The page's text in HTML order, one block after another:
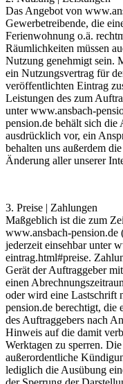
Das Angebot von
Gewerbetreibende, die
Ferienwohnung o.ä.
Räumlichkeiten müssen
Nutzung genehmigt sein.
ein Nutzungsvertrag für
veröffentlichten Eintrag
Leistungen des zum
unterwww.ansbach-
pension.de behält sich die
ausdrücklich vor, ein
behalten uns außerdem
Änderung aller unserer
3. Preise | Zahlungen
Maßgeblich ist die zum
www.ansbach-pension.de
jederzeit einsehbar unter
eintrag.html#preise.
Gerät der Auftraggeber
einen
oder wird eine Lastschrift
pension.de berechtigt, die
des Auftraggebers nach
Hinweis auf die damit
Werktagen zu sperren.
außerordentliche
lediglich die Ausübung